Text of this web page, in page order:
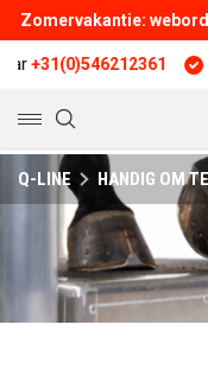
Zomervakantie:
Q-LINE HANDIG OM